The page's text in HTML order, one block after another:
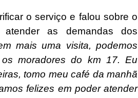
o serviço e falou sobre o
as demandas dos
mais uma visita, podemos
moradores do km 17. Eu
tomo meu café da manhã
felizes em poder atender